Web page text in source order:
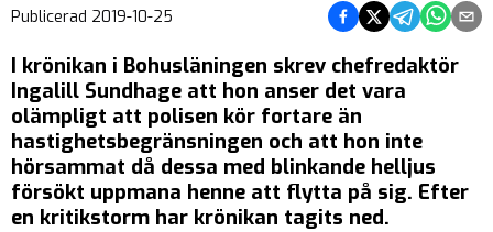
Publicerad 2019-10-25 Dela på Facebook
Dela på Twitter
Dela påDela på
Dela
I krönikan i Bohusläningen skrev chefredaktör
Ingalill Sundhage att hon anser det vara
olämpligt att polisen kör fortare än
hastighetsbegränsningen och att hon inte
hörsammat då dessa med blinkande helljus
försökt uppmana henne att flytta på sig. Efter
en kritikstorm har krönikan tagits ned.